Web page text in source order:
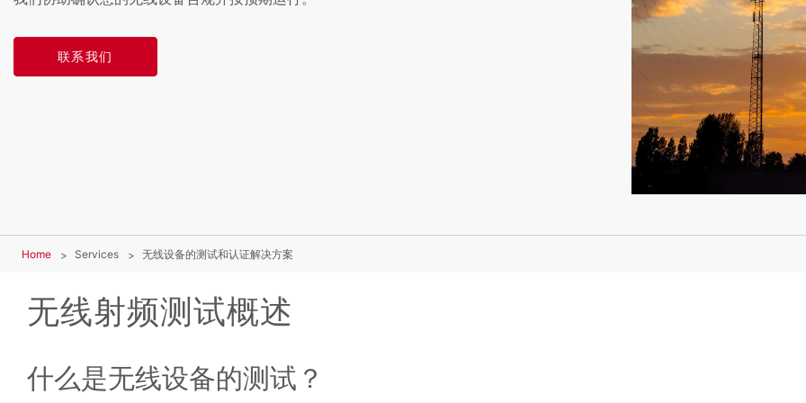
联系我们
Home Services 无线设备的测试和认证解决方案
无线射频测试概述
什么是无线设备的测试？